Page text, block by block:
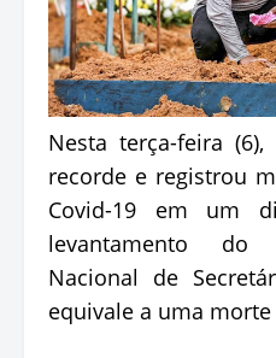
Nesta terça-feira
recorde e registrou
Covid-19 em um
levantamento do
Nacional de
equivale a uma